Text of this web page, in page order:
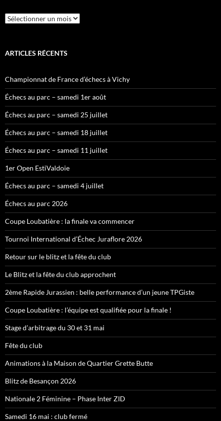
Archives
ARTICLES RÉCENTS
Championnat de France d’échecs à Vichy
Échecs au parc – samedi 1er août
Échecs au parc – samedi 25 juillet
Échecs au parc – samedi 18 juillet
Échecs au parc – samedi 11 juillet
1er Open EstiValdoie
Échecs au parc – samedi 4 juillet
Échecs au parc 2026
Coupe Loubatière : la finale va commencer
Tournoi International d’Échec Juraflore 2026
Retour sur le blitz et la fête du club
Le Blitz et la fête du club approchent
2ème Rapide Jurassien : belle performance d’un jeune TPGiste
Coupe Loubatière : l’équipe est qualifiée pour la finale !
Stage d’arbitrage du 30 et 31 mai
Fête du club
Animations à la Maison de Quartier Grette Butte
Blitz de Besançon 2026
Nationale 2 Féminine – Phase Inter ZID
Samedi 16 mai : club fermé